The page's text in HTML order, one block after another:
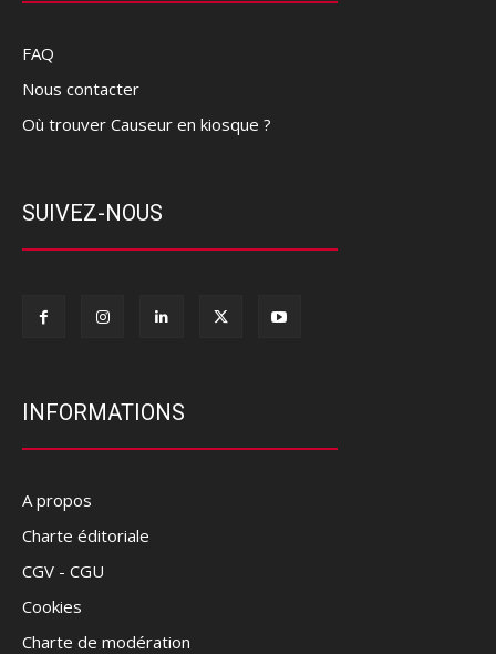
FAQ
Nous contacter
Où trouver Causeur en kiosque ?
SUIVEZ-NOUS
INFORMATIONS
A propos
Charte éditoriale
CGV - CGU
Cookies
Charte de modération